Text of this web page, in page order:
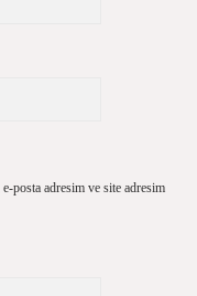
posta adresim ve site adresim